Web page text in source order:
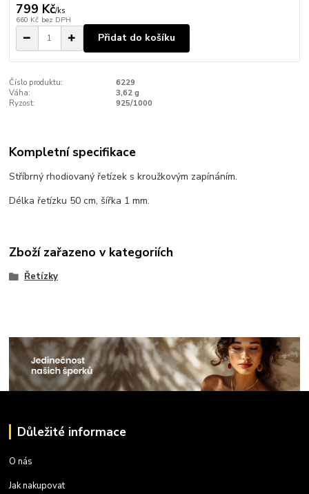
799 Kč/ks
660 Kč bez DPH
Přidat do košíku
Číslo produktu:
6229
Váha:
3,62 g
Ryzost:
925/1000
Kompletní specifikace
Stříbrný rhodiovaný řetízek s kroužkovým zapínáním.
Délka řetízku 50 cm, šířka 1 mm.
Zboží zařazeno v kategoriích
Řetízky
Důležité informace
O nás
Jak nakupovat